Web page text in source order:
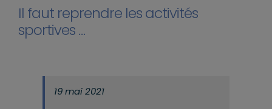
Il faut reprendre les activités
sportives …
19 mai 2021